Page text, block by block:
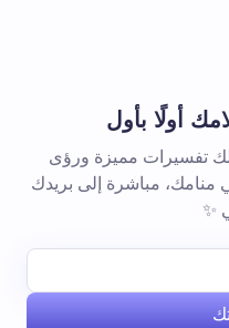
أولًا بأول
تفسيرات مميزة ورؤى
منامك، مباشرة إلى بريدك
✨